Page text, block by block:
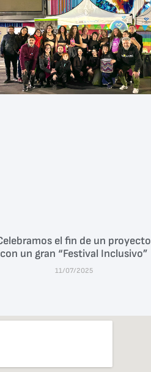
el fin de un proyecto
con un gran “Festival Inclusivo”
11/07/2025